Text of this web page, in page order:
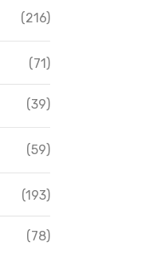
(216)
(71)
(39)
(59)
(193)
(78)